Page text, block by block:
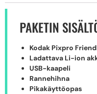
PAKETIN
Kodak Pixpro
Ladattava Li-ion
USB-kaapeli
Rannehihna
Pikakäyttöopas